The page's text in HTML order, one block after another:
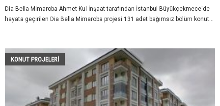
Dia Bella Mimaroba Ahmet Kul İnşaat tarafından İstanbul Büyükçekmece'de
hayata geçirilen Dia Bella Mimaroba projesi 131 adet bağımsız bölüm konut...
KONUT PROJELERI